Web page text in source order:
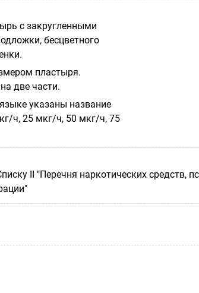
с закругленными
бесцветного
пластыря.
две части.
указаны название
ч, 25 мкг/ч, 50 мкг/ч, 75
II "Перечня наркотических средств,